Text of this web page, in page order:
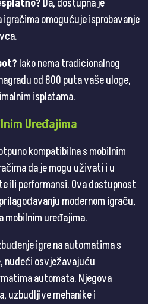
Da, dostupna je
omogućuje isprobavanje
Iako nema tradicionalnog
od 800 puta vaše uloge,
isplatama.
Uređajima
kompatibilna s mobilnim
da je mogu uživati i u
ili performansi. Ova dostupnost
modernom igraču,
mobilnim uređajima.
igre na automatima s
nudeći osvježavajuću
automata. Njegova
uzbudljive mehanike i